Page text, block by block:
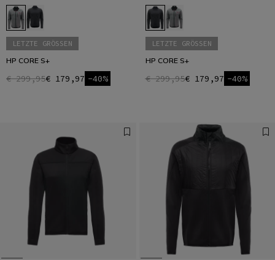
LETZTE GRÖSSEN
HP CORE S+
€ 299,95€ 179,97 -40%
LETZTE GRÖSSEN
HP CORE S+
€ 299,95€ 179,97 -40%